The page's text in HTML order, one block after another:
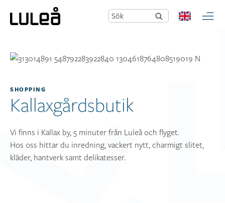
Sök
SHOPPING
Kallaxgårdsbutik
Vi finns i Kallax by, 5 minuter från Luleå och flyget.
Hos oss hittar du inredning, vackert nytt, charmigt slitet,
kläder, hantverk samt delikatesser.